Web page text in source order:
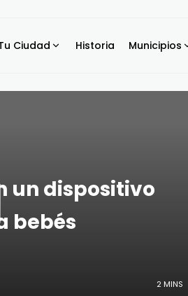
Ciudad Historia Municipios
un dispositivo
bebés
2 MINS